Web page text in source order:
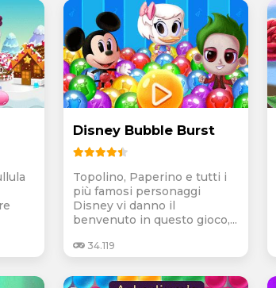
Disney Bubble Burst
Topolino, Paperino e tutti i
più famosi personaggi
Disney vi danno il
benvenuto in questo gioco,...
34.119